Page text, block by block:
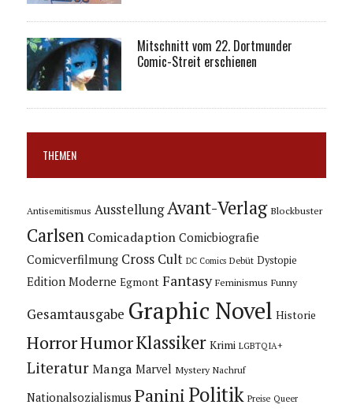
Mitschnitt vom 22. Dortmunder
Comic-Streit erschienen
THEMEN
Antisemitismus Ausstellung Avant-Verlag Blockbuster
Carlsen Comicadaption Comicbiografie
Comicverfilmung Cross Cult DC Comics Debüt Dystopie
Edition Moderne Egmont Fantasy Feminismus Funny
Gesamtausgabe Graphic Novel Historie
HorrorHumorKlassiker Krimi LGBTQIA+
Literatur Manga Marvel Mystery Nachruf
Nationalsozialismus Panini Politik Preise Queer